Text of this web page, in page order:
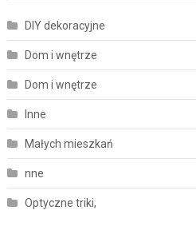
DIY dekoracyjne
Dom i wnętrze
Dom i wnętrze
Inne
Małych mieszkań
nne
Optyczne triki,